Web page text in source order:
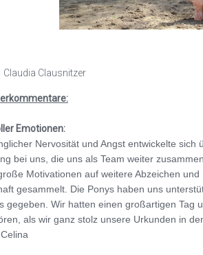
Claudia Clausnitzer
Emotionen:
Nervosität und Angst entwickelte sich
bei uns, die uns als Team weiter
Motivationen auf weitere Abzeichen
gesammelt. Die Ponys haben uns
gegeben. Wir hatten einen großartigen Tag
als wir ganz stolz unsere Urkunden in